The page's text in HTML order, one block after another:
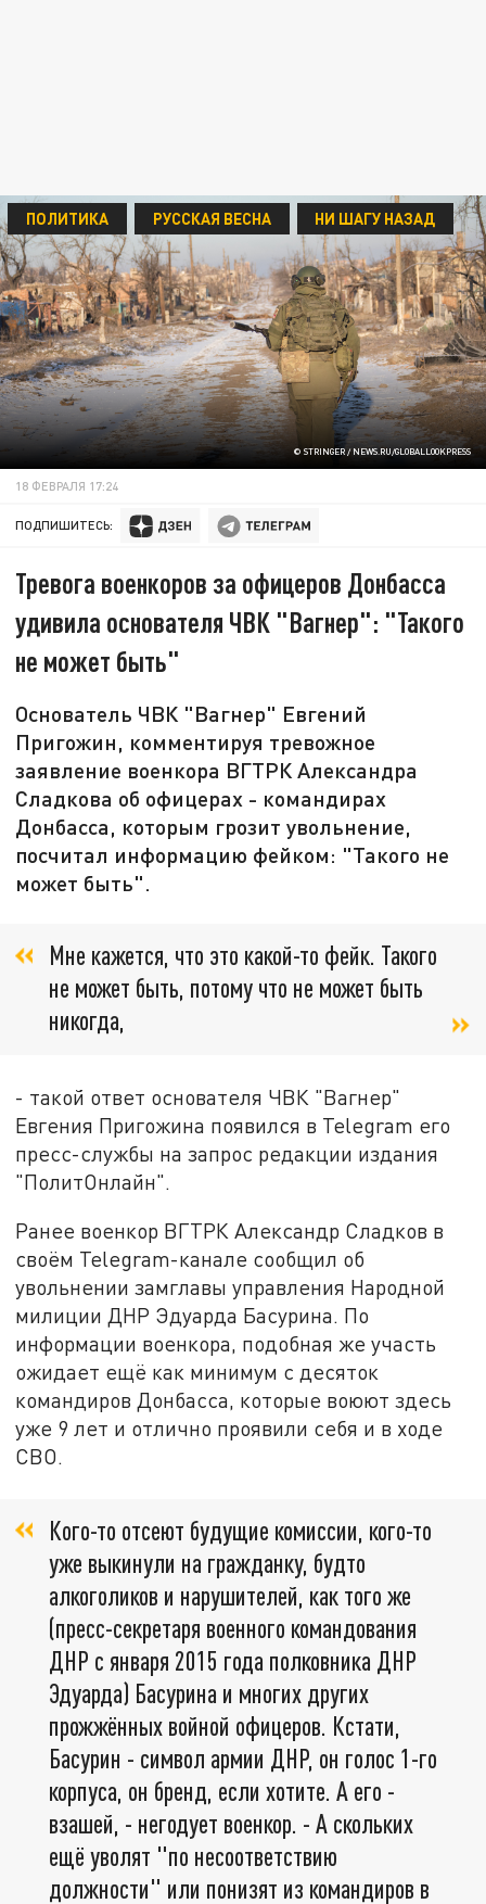
© STRINGER / NEWS.RU/GLOBALLOOKPRESS
ПОЛИТИКА РУССКАЯ ВЕСНА НИ ШАГУ НАЗАД
18 ФЕВРАЛЯ 17:24
ПОДПИШИТЕСЬ:
Тревога военкоров за офицеров Донбасса
удивила основателя ЧВК "Вагнер": "Такого
не может быть"
Основатель ЧВК "Вагнер" Евгений
Пригожин, комментируя тревожное
заявление военкора ВГТРК Александра
Сладкова об офицерах - командирах
Донбасса, которым грозит увольнение,
посчитал информацию фейком: "Такого не
может быть".
Мне кажется, что это какой-то фейк. Такого
не может быть, потому что не может быть
никогда,
- такой ответ основателя ЧВК "Вагнер"
Евгения Пригожина появился в Telegram его
пресс-службы на запрос редакции издания
"ПолитОнлайн".
Ранее военкор ВГТРК Александр Сладков в
своём Telegram-канале сообщил об
увольнении замглавы управления Народной
милиции ДНР Эдуарда Басурина. По
информации военкора, подобная же участь
ожидает ещё как минимум с десяток
командиров Донбасса, которые воюют здесь
уже 9 лет и отлично проявили себя и в ходе
СВО.
Кого-то отсеют будущие комиссии, кого-то
уже выкинули на гражданку, будто
алкоголиков и нарушителей, как того же
(пресс-секретаря военного командования
ДНР с января 2015 года полковника ДНР
Эдуарда) Басурина и многих других
прожжённых войной офицеров. Кстати,
Басурин - символ армии ДНР, он голос 1-го
корпуса, он бренд, если хотите. А его -
взашей, - негодует военкор. - А скольких
ещё уволят "по несоответствию
должности" или понизят из командиров в